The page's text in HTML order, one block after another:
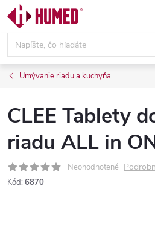
Prejsť
obsah
Umývanie riadu a kuchyňa
CLEE Tablety
riadu ALL in
Neohodnotené
Kód: 6870